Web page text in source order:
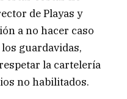
de Playas y
a no hacer caso
guardavidas,
la cartelería
no habilitados.